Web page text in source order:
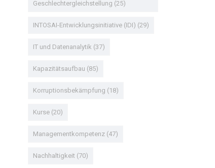
Geschlechtergleichstellung (25)
INTOSAI-Entwicklungsinitiative (IDI) (29)
IT und Datenanalytik (37)
Kapazitätsaufbau (85)
Korruptionsbekämpfung (18)
Kurse(20)
Managementkompetenz(47)
Nachhaltigkeit (70)